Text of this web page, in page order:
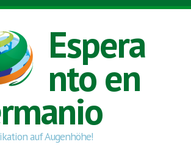
Espera
nto en
auf Augenhöhe!